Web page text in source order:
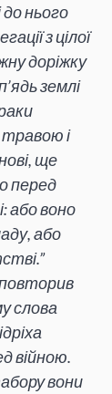
нього
з цілої
доріжку
землі
і
ще
перед
або воно
або
слова
війною.
вони